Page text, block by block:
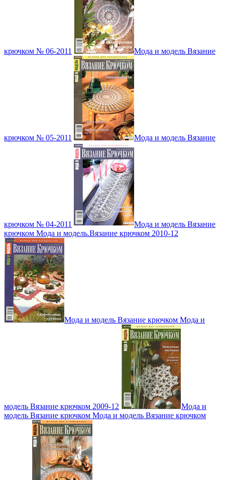
крючком № 06-2011 Мода и модель Вязание
крючком № 05-2011 Мода и модель Вязание
крючком № 04-2011
Мода и модель Вязание
крючком Мода и модель.Вязание крючком 2010-12
Мода и модель Вязание крючком Мода и
модель Вязание крючком 2009-12
Мода и
модель Вязание крючком Мода и модель Вязание крючком